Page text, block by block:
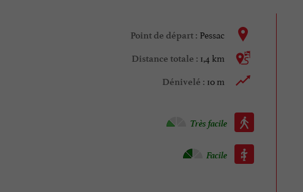
Point de départ : Pessac
Distance totale : 1,4 km
Dénivelé : 10 m
Marche à pied :
Très facile
Roller :
Facile